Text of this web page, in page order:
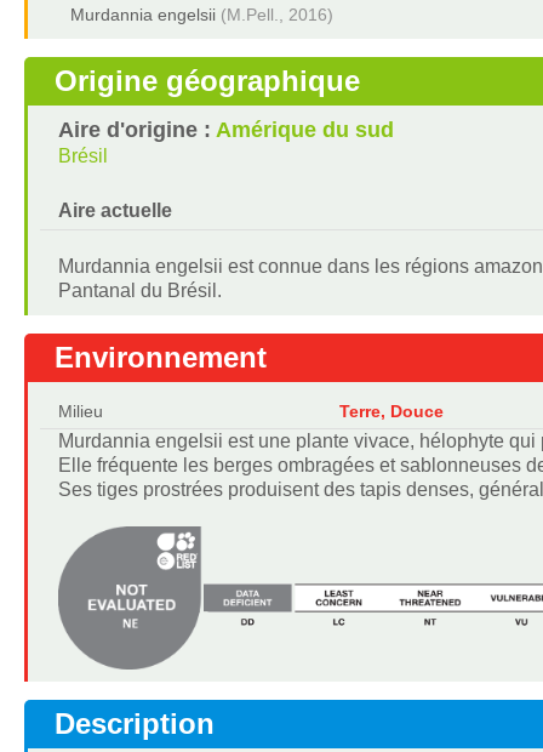
Murdannia engelsii (M.Pell., 2016)
Origine géographique
Aire d'origine : Amérique du sud
Brésil
Aire actuelle
Murdannia engelsii est connue dans les régions
Pantanal du Brésil.
Environnement
Milieu Terre, Douce
Murdannia engelsii est une plante vivace, hélophyte
Elle fréquente les berges ombragées et sablonneuses
Ses tiges prostrées produisent des tapis denses,
Description